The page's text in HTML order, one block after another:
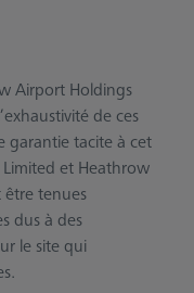
Airport Holdings
de ces
garantie tacite à cet
et Heathrow
être tenues
dus à des
le site qui